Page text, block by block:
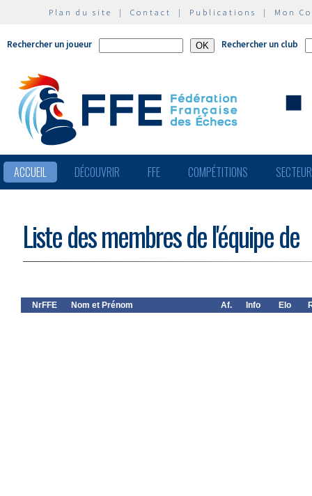
Plan du site | Contact | Publications | Mon
Rechercher un joueur Rechercher un club
ACCUEIL DÉCOUVRIR FFE COMPÉTITIONS
Liste des membres de l'équipe de
NrFFE Nom et Prénom Af. Info Elo